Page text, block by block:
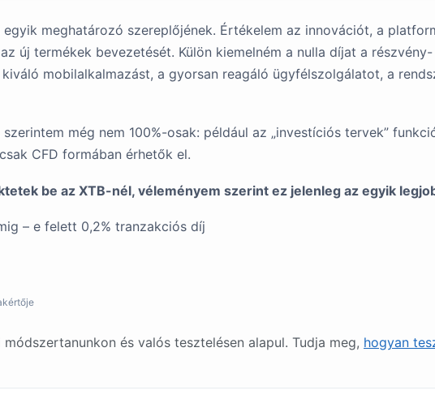
meghatározó szereplőjének. Értékelem az innovációt, a
új termékek bevezetését. Külön kiemelném a nulla díjat a
mobilalkalmazást, a gyorsan reagáló ügyfélszolgálatot, a
még nem 100%-osak: például az „investíciós tervek”
CFD formában érhetők el.
be az XTB-nél, véleményem szerint ez jelenleg az egyik
– e felett 0,2% tranzakciós díj
és valós tesztelésen alapul. Tudja meg, hogyan